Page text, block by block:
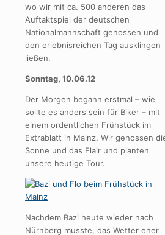
wo wir mit ca. 500 anderen das
Auftaktspiel der deutschen
Nationalmannschaft genossen und
den erlebnisreichen Tag ausklingen
ließen.
Sonntag, 10.06.12
Der Morgen begann erstmal – wie
sollte es anders sein für Biker – mit
einem ordentlichen Frühstück im
Extrablatt in Mainz. Wir genossen
Sonne und das Flair und planten
unsere heutige Tour.
Nachdem Bazi heute wieder nach
Nürnberg musste, das Wetter eher